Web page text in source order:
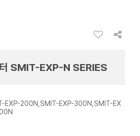
SMIT-EXP-N SERIES
EXP-200N,SMIT-EXP-300N,SMIT-EX